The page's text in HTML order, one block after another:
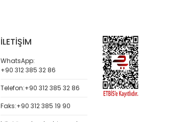
İLETİŞİM
WhatsApp:
+90 312 385 32 86
Telefon:+90 312 385 32 86
Faks:+90 312 385 19 90